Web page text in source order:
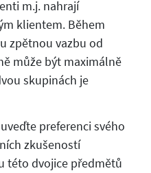
m.j. nahrají
klientem. Během
zpětnou vazbu od
může být maximálně
skupinách je
preferenci svého
zkušeností
této dvojice předmětů